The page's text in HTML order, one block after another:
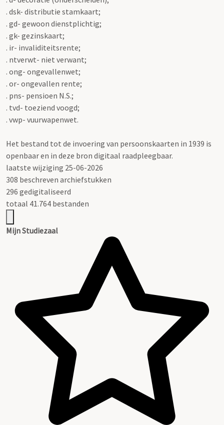
. dsk- distributie stamkaart;
. gd- gewoon dienstplichtig;
. gk- gezinskaart;
. ir- invaliditeitsrente;
. ntverwt- niet verwant;
. ong- ongevallenwet;
. or- ongevallen rente;
. pns- pensioen N.S.;
. tvd- toeziend voogd;
. vwp- vuurwapenwet.
Het bestand tot de invoering van persoonskaarten in 1939 is
openbaar en in deze bron digitaal raadpleegbaar.
laatste wijziging 25-06-2026
308 beschreven archiefstukken
296 gedigitaliseerd
totaal 41.764 bestanden
Mijn Studiezaal